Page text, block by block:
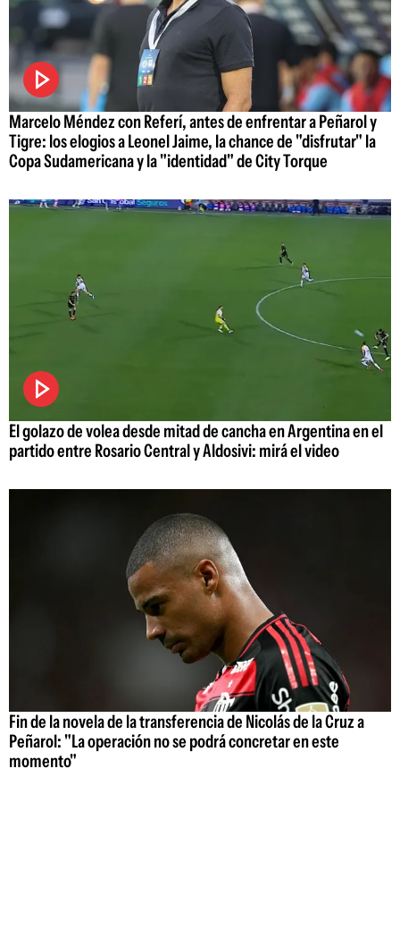
Marcelo Méndez con Referí, antes de enfrentar a Peñarol y
Tigre: los elogios a Leonel Jaime, la chance de "disfrutar" la
Copa Sudamericana y la "identidad" de City Torque
El golazo de volea desde mitad de cancha en Argentina en el
partido entre Rosario Central y Aldosivi: mirá el video
Fin de la novela de la transferencia de Nicolás de la Cruz a
Peñarol: "La operación no se podrá concretar en este
momento"